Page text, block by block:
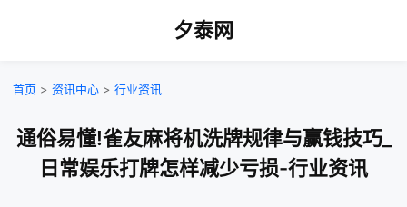
夕泰网
首页 > 资讯中心 > 行业资讯
通俗易懂!雀友麻将机洗牌规律与赢钱技巧_
日常娱乐打牌怎样减少亏损-行业资讯